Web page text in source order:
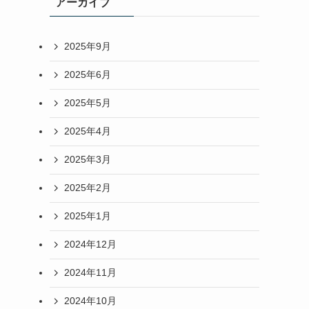
2025年9月
2025年6月
2025年5月
2025年4月
2025年3月
2025年2月
2025年1月
2024年12月
2024年11月
2024年10月